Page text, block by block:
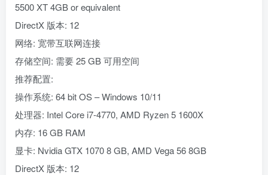
5500 XT 4GB or equivalent
DirectX 版本: 12
网络: 宽带互联网连接
存储空间: 需要 25 GB 可用空间
推荐配置:
操作系统: 64 bit OS – Windows 10/11
处理器: Intel Core i7-4770, AMD Ryzen 5 1600X
内存: 16 GB RAM
显卡: Nvidia GTX 1070 8 GB, AMD Vega 56 8GB
DirectX 版本: 12